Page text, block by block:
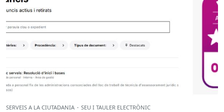
SERVEIS A LA CIUTADANIA · SEU I TAULER ELECTRÒNIC